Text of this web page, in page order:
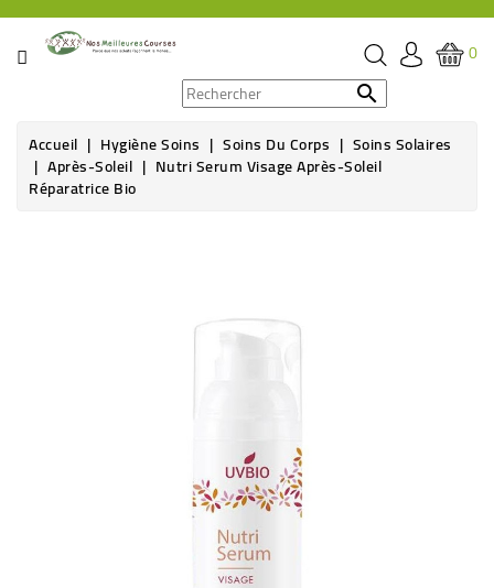
CATÉGORIE
ÉPICERIE
THÉ,
0

Accueil Hygiène Soins Soins Du Corps Soins Solaires
Après-Soleil Nutri Serum Visage Après-Soleil
Réparatrice Bio